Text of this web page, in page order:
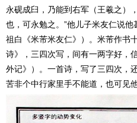
永砚成臼，乃能到右军（王羲之）
也，可永勉之。”他儿子米友仁说
祖白《米芾米友仁》）。米芾作书
诗》，三四次写，间有一两字好，
外记》）。一首诗，写了三四次，
苦非个中行家里手不能道，也可见